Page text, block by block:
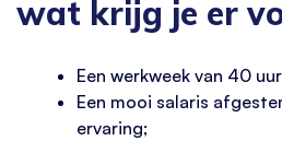
wat krijg je er
Een werkweek van 40
Een mooi salaris
ervaring;